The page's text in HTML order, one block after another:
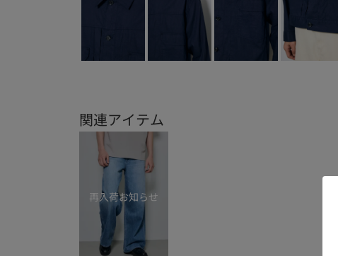
関連アイテム